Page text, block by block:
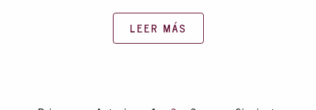
LEER MÁS